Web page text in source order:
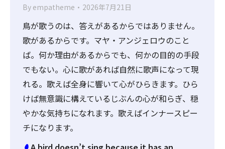
By empatheme 2026年7月21日
鳥が歌うのは、答えがあるからではありません。
歌があるからです。マヤ・アンジェロウのこと
ば。何か理由があるからでも、何かの目的の手段
でもない。心に歌があれば自然に歌声になって現
れる。歌えば全身に響いて心がひらきます。ひら
けば無意識に構えているじぶんの心が和らぎ、穏
やかな気持ちになれます。歌えばインナースピー
チになります。